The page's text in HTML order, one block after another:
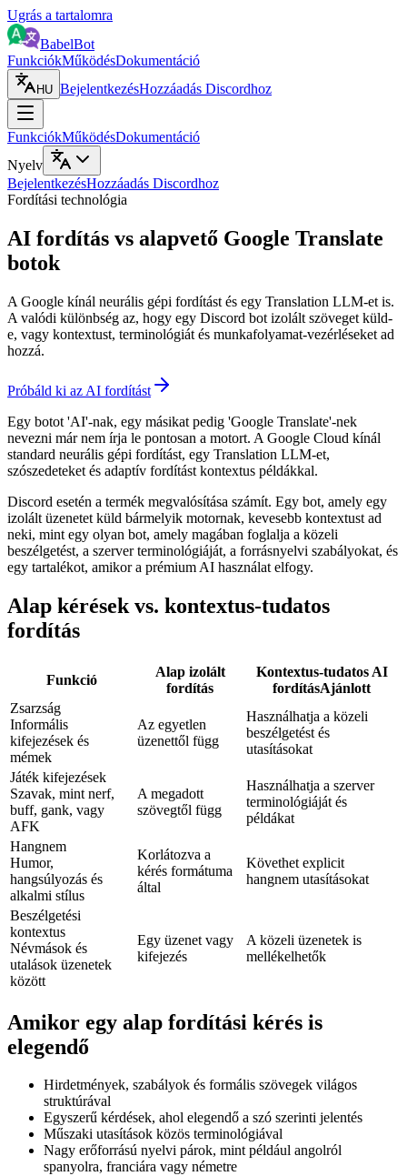
Ugrás a tartalomra
BabelBot
FunkciókMűködésDokumentáció
HU BejelentkezésHozzáadás Discordhoz
FunkciókMűködésDokumentáció
Nyelv
BejelentkezésHozzáadás Discordhoz
Fordítási technológia
AI fordítás vs alapvető Google Translate
botok
A Google kínál neurális gépi fordítást és egy Translation LLM-et is.
A valódi különbség az, hogy egy Discord bot izolált szöveget küld-
e, vagy kontextust, terminológiát és munkafolyamat-vezérléseket ad
hozzá.
Próbáld ki az AI fordítást
Egy botot 'AI'-nak, egy másikat pedig 'Google Translate'-nek
nevezni már nem írja le pontosan a motort. A Google Cloud kínál
standard neurális gépi fordítást, egy Translation LLM-et,
szószedeteket és adaptív fordítást kontextus példákkal.
Discord esetén a termék megvalósítása számít. Egy bot, amely egy
izolált üzenetet küld bármelyik motornak, kevesebb kontextust ad
neki, mint egy olyan bot, amely magában foglalja a közeli
beszélgetést, a szerver terminológiáját, a forrásnyelvi szabályokat, és
egy tartalékot, amikor a prémium AI használat elfogy.
Alap kérések vs. kontextus-tudatos
fordítás
Funkció
Alap izolált
fordítás
Kontextus-tudatos AI
fordításAjánlott
Zsarzság
Informális
kifejezések és
mémek
Az egyetlen
üzenettől függ
Használhatja a közeli
beszélgetést és
utasításokat
Játék kifejezések
Szavak, mint nerf,
buff, gank, vagy
AFK
A megadott
szövegtől függ
Használhatja a szerver
terminológiáját és
példákat
Hangnem
Humor,
hangsúlyozás és
alkalmi stílus
Korlátozva a
kérés formátuma
által
Követhet explicit
hangnem utasításokat
Beszélgetési
kontextus
Névmások és
utalások üzenetek
között
Egy üzenet vagy
kifejezés
A közeli üzenetek is
mellékelhetők
Amikor egy alap fordítási kérés is
elegendő
Hirdetmények, szabályok és formális szövegek világos
struktúrával
Egyszerű kérdések, ahol elegendő a szó szerinti jelentés
Műszaki utasítások közös terminológiával
Nagy erőforrású nyelvi párok, mint például angolról
spanyolra, franciára vagy németre